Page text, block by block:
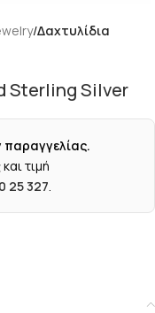
Δαχτυλίδια
Sterling Silver
παραγγελίας.
τιμή
25 327.